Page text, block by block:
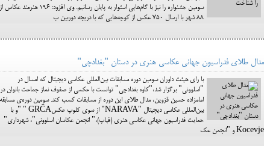
سومين جشنواره را نيز با گام‌هايي استوار به پايان رسانيم. وي افزود: 196 هنرمند عكاس از
88 شهر با ارسال 750 عكس از كوچه‌هايي كه با دريچه دوربين ب
مدال طلای فدراسیون جهانی عکاسی هنری در دستان "بغدادچی"
با رای هیئت داوران سومین دوره مسابقات بین‌المللی عکاسی دیجیتال که امسال در
"اسلوونی" برگزار شد،"کاوه بغدادچی" توانست با عکسی از صفوف نماز جماعت بانوان در
امامزاده حسین قزوین، مدال طلای این دوره از مسابقات کسب کند. سومین دوره‌ی
بین‌المللی عکاسی دیجیتال "NARAVA" از سوی کلوپ عکسGRČA " "و با
حمایت فدراسیون جهانی عکاسی هنری (فیاپ)،" انجمن عکاسان اسلوونی"، شهرداری"
Kocevje و "انجمن عک